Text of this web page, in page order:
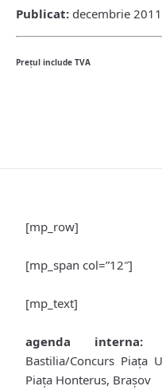
#120-
dec
Publicat: decembrie 2011
Preţul include TVA
[mp_row]
[mp_span col=”12″]
[mp_text]
agenda interna:
Bastilia/Concurs Piaţa
Piaţa Honterus, Braşov